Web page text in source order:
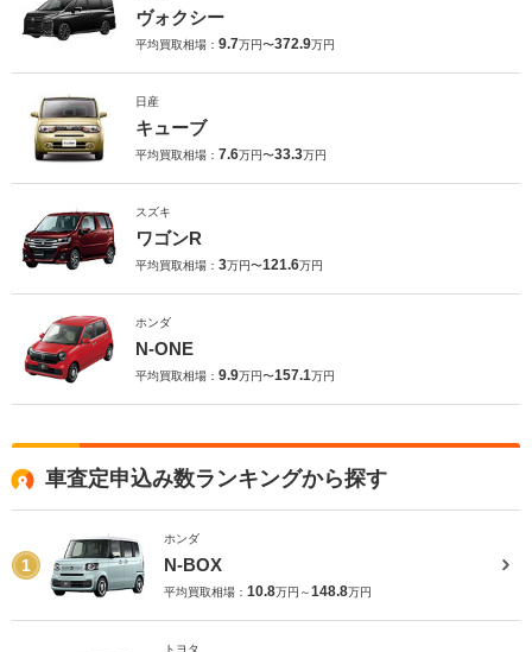
ヴォクシー
平均買取相場： 9.7万円〜372.9万円
日産
キューブ
平均買取相場： 7.6万円〜33.3万円
スズキ
ワゴンR
平均買取相場： 3万円〜121.6万円
ホンダ
N-ONE
平均買取相場： 9.9万円〜157.1万円
車査定申込み数ランキングから探す
1
ホンダ
N-BOX
平均買取相場： 10.8万円～148.8万円
トヨタ